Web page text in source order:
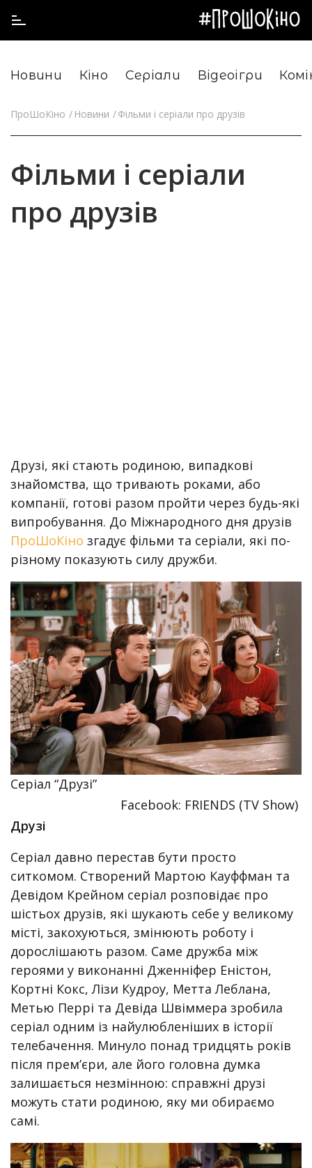
Новини Кіно Серіали Відеоігри
ПроШоКіно Новини Фільми і серіали про друзів
Фільми і серіали
про друзів
Друзі, які стають родиною, випадкові
знайомства, що тривають роками, або
компанії, готові разом пройти через будь-які
випробування. До Міжнародного дня друзів
ПроШоКіно згадує фільми та серіали, які по-
різному показують силу дружби.
Серіал “Друзі”
Facebook: FRIENDS (TV Show)
Друзі
Серіал давно перестав бути просто
ситкомом. Створений Мартою Кауффман та
Девідом Крейном серіал розповідає про
шістьох друзів, які шукають себе у великому
місті, закохуються, змінюють роботу і
дорослішають разом. Саме дружба між
героями у виконанні Дженніфер Еністон,
Кортні Кокс, Лізи Кудроу, Метта Леблана,
Метью Перрі та Девіда Швіммера зробила
серіал одним із найулюбленіших в історії
телебачення. Минуло понад тридцять років
після прем’єри, але його головна думка
залишається незмінною: справжні друзі
можуть стати родиною, яку ми обираємо
самі.